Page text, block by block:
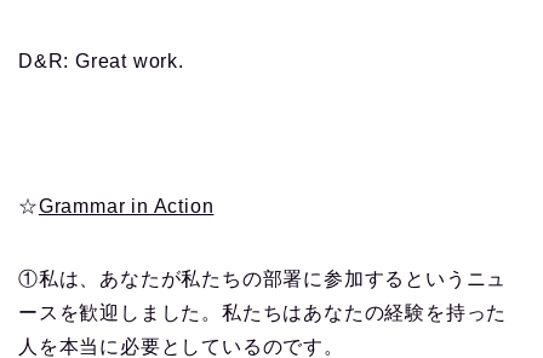
D&R: Great work.
☆Grammar in Action
①私は、あなたが私たちの部署に参加するというニュ
ースを歓迎しました。私たちはあなたの経験を持った
人を本当に必要としているのです。